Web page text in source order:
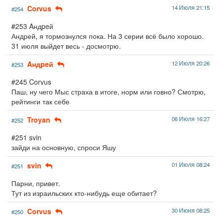
#254 Corvus 14 Июля 21:15
#253 Aндpeй
Андрей, я тормознулся пока. На 3 серии всё было хорошо.
31 июля выйдет весь - досмотрю.
#253 Aндpeй 12 Июля 20:26
#245 Corvus
Паш, ну чего Мыс страха в итоге, норм или говно? Смотрю,
рейтинги так себе
#252 Troyan 06 Июля 16:27
#251 svin
зайди на основную, спроси Яшу
#251 svin 01 Июля 08:24
Парни, привет.
Тут из израильских кто-нибудь еще обитает?
#250 Corvus 30 Июня 08:25